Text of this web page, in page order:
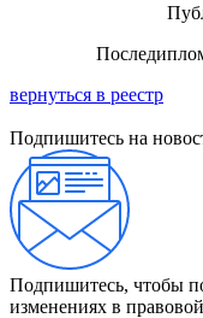
вернуться в реестр
Подпишитесь на
Подпишитесь, чтобы
изменениях в